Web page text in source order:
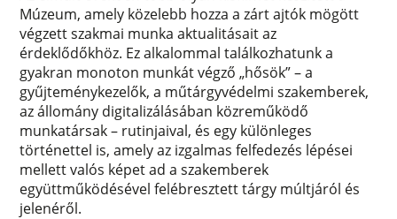
Múzeum, amely közelebb hozza a zárt ajtók mögött
végzett szakmai munka aktualitásait az
érdeklődőkhöz. Ez alkalommal találkozhatunk a
gyakran monoton munkát végző „hősök” – a
gyűjteménykezelők, a műtárgyvédelmi szakemberek,
az állomány digitalizálásában közreműködő
munkatársak – rutinjaival, és egy különleges
történettel is, amely az izgalmas felfedezés lépései
mellett valós képet ad a szakemberek
együttműködésével felébresztett tárgy múltjáról és
jelenéről.